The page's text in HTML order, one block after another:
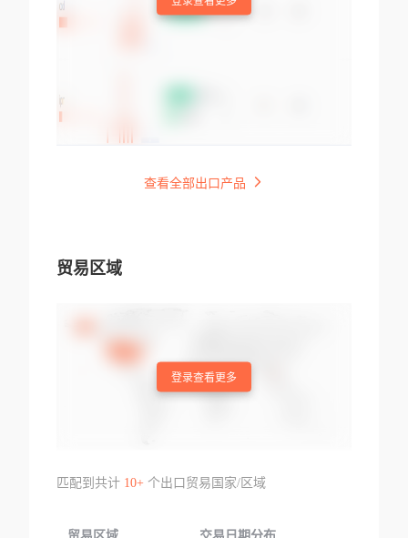
查看全部出口产品
贸易区域
登录查看更多
匹配到共计 10+个出口贸易国家/区域